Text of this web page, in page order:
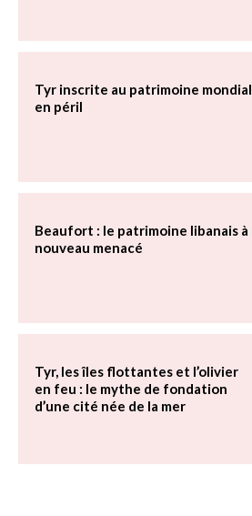
Tyr inscrite au patrimoine mondial
en péril
Beaufort : le patrimoine libanais à
nouveau menacé
Tyr, les îles flottantes et l’olivier
en feu : le mythe de fondation
d’une cité née de la mer